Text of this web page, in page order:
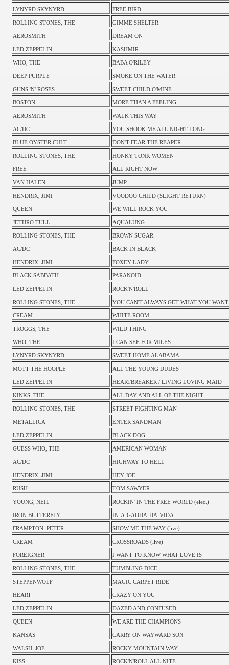
LYNYRD SKYNYRD FREE BIRD
ROLLING STONES, THE GIMME SHELTER
AEROSMITH DREAM ON
LED ZEPPELIN KASHMIR
WHO, THE BABA O'RILEY
DEEP PURPLE SMOKE ON THE WATER
GUNS 'N' ROSES SWEET CHILD O'MINE
BOSTON MORE THAN A FEELING
AEROSMITH WALK THIS WAY
AC/DC YOU SHOOK ME ALL NIGHT LONG
BLUE OYSTER CULT DON'T FEAR THE REAPER
ROLLING STONES, THE HONKY TONK WOMEN
FREE ALL RIGHT NOW
VAN HALEN JUMP
HENDRIX, JIMI VOODOO CHILD (SLIGHT RETURN)
QUEEN WE WILL ROCK YOU
JETHRO TULL AQUALUNG
ROLLING STONES, THE BROWN SUGAR
AC/DC BACK IN BLACK
HENDRIX, JIMI FOXEY LADY
BLACK SABBATH PARANOID
LED ZEPPELIN ROCK'N'ROLL
ROLLING STONES, THE YOU CAN'T ALWAYS GET WHAT YOU WANT
CREAM WHITE ROOM
TROGGS, THE WILD THING
WHO, THE I CAN SEE FOR MILES
LYNYRD SKYNYRD SWEET HOME ALABAMA
MOTT THE HOOPLE ALL THE YOUNG DUDES
LED ZEPPELIN HEARTBREAKER / LIVING LOVING MAID
KINKS, THE ALL DAY AND ALL OF THE NIGHT
ROLLING STONES, THE STREET FIGHTING MAN
METALLICA ENTER SANDMAN
LED ZEPPELIN BLACK DOG
GUESS WHO, THE AMERICAN WOMAN
AC/DC HIGHWAY TO HELL
HENDRIX, JIMI HEY JOE
RUSH TOM SAWYER
YOUNG, NEIL ROCKIN' IN THE FREE WORLD (elec.)
IRON BUTTERFLY IN-A-GADDA-DA-VIDA
FRAMPTON, PETER SHOW ME THE WAY (live)
CREAM CROSSROADS (live)
FOREIGNER I WANT TO KNOW WHAT LOVE IS
ROLLING STONES, THE TUMBLING DICE
STEPPENWOLF MAGIC CARPET RIDE
HEART CRAZY ON YOU
LED ZEPPELIN DAZED AND CONFUSED
QUEEN WE ARE THE CHAMPIONS
KANSAS CARRY ON WAYWARD SON
WALSH, JOE ROCKY MOUNTAIN WAY
KISS ROCK'N'ROLL ALL NITE